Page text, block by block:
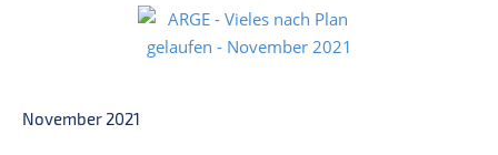
November 2021